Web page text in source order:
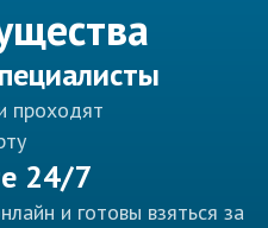
проходят
24/7
и готовы взяться за